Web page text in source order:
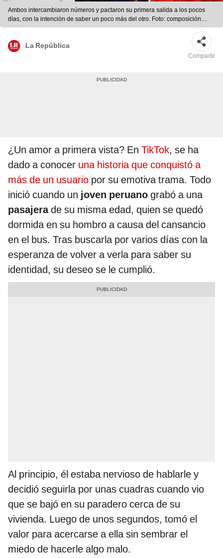
Ambos intercambiaron números y pactaron su primera salida a los pocos
días, con la intención de saber un poco más del otro. Foto: composición
LR/TikTok/@osccoeddy20
La República
Compartir
¿Un amor a primera vista? En TikTok, se ha
dado a conocer una historia que conquistó a
más de un usuario por su emotiva trama. Todo
inició cuando un joven peruano grabó a una
pasajerade su misma edad, quien se quedó
dormida en su hombro a causa del cansancio
en el bus. Tras buscarla por varios días con la
esperanza de volver a verla para saber su
identidad, su deseo se le cumplió.
Al principio, él estaba nervioso de hablarle y
decidió seguirla por unas cuadras cuando vio
que se bajó en su paradero cerca de su
vivienda. Luego de unos segundos, tomó el
valor para acercarse a ella sin sembrar el
miedo de hacerle algo malo.